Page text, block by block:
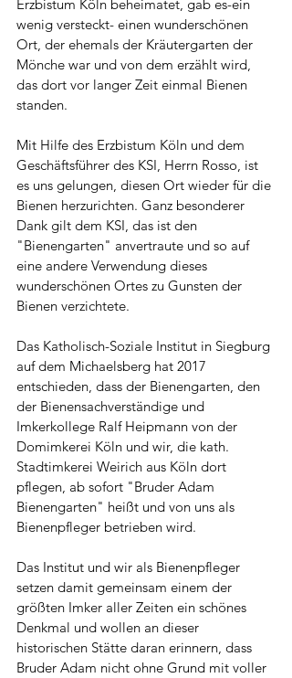
Erzbistum Köln beheimatet, gab es-ein
wenig versteckt- einen wunderschönen
Ort, der ehemals der Kräutergarten der
Mönche war und von dem erzählt wird,
das dort vor langer Zeit einmal Bienen
standen.
Mit Hilfe des Erzbistum Köln und dem
Geschäftsführer des KSI, Herrn Rosso, ist
es uns gelungen, diesen Ort wieder für die
Bienen herzurichten. Ganz besonderer
Dank gilt dem KSI, das ist den
"Bienengarten" anvertraute und so auf
eine andere Verwendung dieses
wunderschönen Ortes zu Gunsten der
Bienen verzichtete.
Das Katholisch-Soziale Institut in Siegburg
auf dem Michaelsberg hat 2017
entschieden, dass der Bienengarten, den
der Bienensachverständige und
Imkerkollege Ralf Heipmann von der
Domimkerei Köln und wir, die kath.
Stadtimkerei Weirich aus Köln dort
pflegen, ab sofort "Bruder Adam
Bienengarten" heißt und von uns als
Bienenpfleger betrieben wird.
Das Institut und wir als Bienenpfleger
setzen damit gemeinsam einem der
größten Imker aller Zeiten ein schönes
Denkmal und wollen an dieser
historischen Stätte daran erinnern, dass
Bruder Adam nicht ohne Grund mit voller